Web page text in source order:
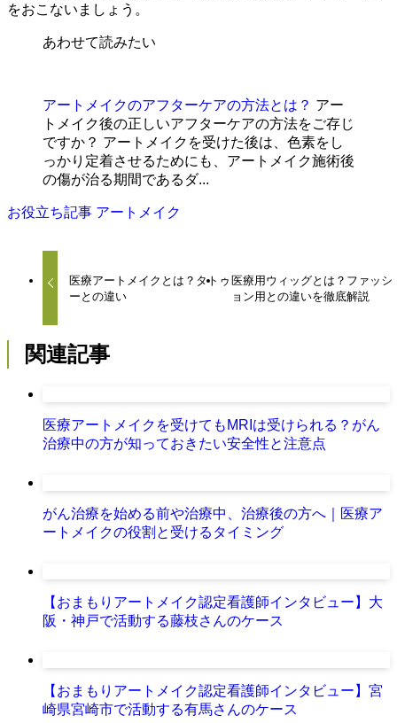
をおこないましょう。
あわせて読みたい
アートメイクのアフターケアの方法とは？ アー
トメイク後の正しいアフターケアの方法をご存じ
ですか？ アートメイクを受けた後は、色素をし
っかり定着させるためにも、アートメイク施術後
の傷が治る期間であるダ...
お役立ち記事 アートメイク
医療アートメイクとは？タトゥ
ーとの違い
医療用ウィッグとは？ファッシ
ョン用との違いを徹底解説
関連記事
医療アートメイクを受けてもMRIは受けられる？がん
治療中の方が知っておきたい安全性と注意点
がん治療を始める前や治療中、治療後の方へ｜医療ア
ートメイクの役割と受けるタイミング
【おまもりアートメイク認定看護師インタビュー】大
阪・神戸で活動する藤枝さんのケース
【おまもりアートメイク認定看護師インタビュー】宮
崎県宮崎市で活動する有馬さんのケース